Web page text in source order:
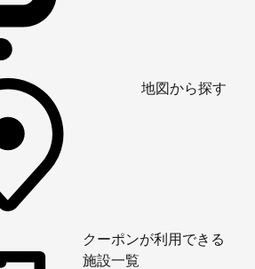
地図から探す
クーポンが利用できる
施設一覧